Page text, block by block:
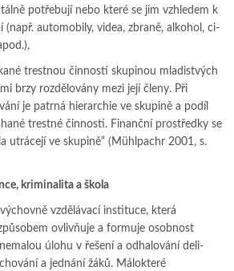
potřebují nebo které se jim vzhle­dem k
(např. automobily, videa, zbraně, alkohol, ci­
trestnou činností skupinou mladistvých
brzy roz­dě­lo­vá­­ny mezi její členy. Při
je patrná hierarchie ve skupině a podíl
trestné činnosti. Finanční prostředky se
utrácejí ve sku­pině“ (Mühl­pachr 2001, s.
kriminalita a škola
vzdělávací instituce, která
ovliv­ňu­­je a formuje osobnost
úlohu v řešení a odhalování de­li­
a jednání žáků. Málokteré